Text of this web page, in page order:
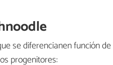
se diferencianen función
progenitores: